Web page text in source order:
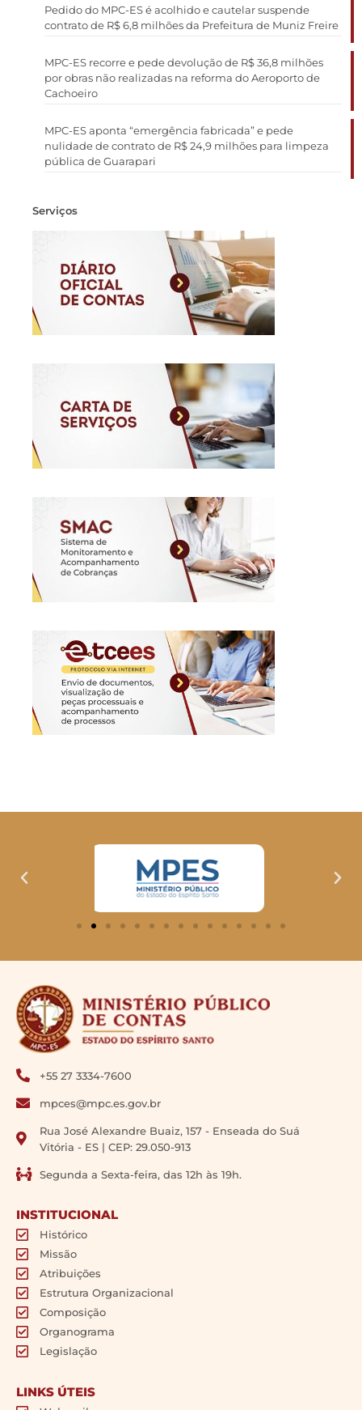
Pedido do MPC-ES é acolhido e cautelar suspende
contrato de R$ 6,8 milhões da Prefeitura de Muniz Freire
MPC-ES recorre e pede devolução de R$ 36,8 milhões
por obras não realizadas na reforma do Aeroporto de
Cachoeiro
MPC-ES aponta “emergência fabricada” e pede
nulidade de contrato de R$ 24,9 milhões para limpeza
pública de Guarapari
Serviços
+55 27 3334-7600
mpces@mpc.es.gov.br
Rua José Alexandre Buaiz, 157 - Enseada do Suá
Vitória - ES | CEP: 29.050-913
Segunda a Sexta-feira, das 12h às 19h.
INSTITUCIONAL
Histórico
Missão
Atribuições
Estrutura Organizacional
Composição
Organograma
Legislação
LINKS ÚTEIS